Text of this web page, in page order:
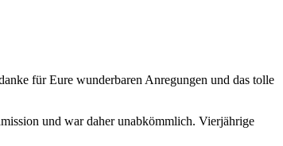
für Eure wunderbaren Anregungen und das tolle
und war daher unabkömmlich. Vierjährige